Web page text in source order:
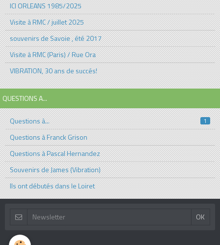
ICI ORLEANS 1985/2025
Visite à RMC / juillet 2025
souvenirs de Savoie , été 2017
Visite à RMC (Paris) / Rue Ora
VIBRATION, 30 ans de succés!
QUESTIONS A...
Questions à... 1
Questions à Franck Grison
Questions à Pascal Hernandez
Souvenirs de James (Vibration)
Ils ont débutés dans le Loiret